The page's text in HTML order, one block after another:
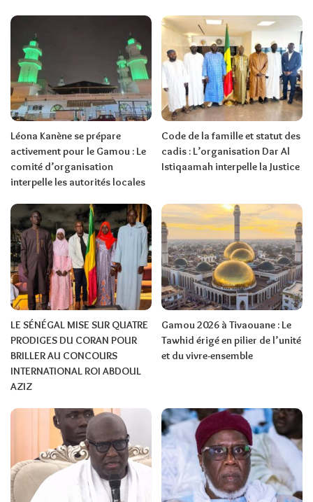
Léona Kanène se prépare
activement pour le Gamou : Le
comité d’organisation
interpelle les autorités locales
Code de la famille et statut des
cadis : L’organisation Dar Al
Istiqaamah interpelle la Justice
LE SÉNÉGAL MISE SUR QUATRE
PRODIGES DU CORAN POUR
BRILLER AU CONCOURS
INTERNATIONAL ROI ABDOUL
AZIZ
Gamou 2026 à Tivaouane : Le
Tawhid érigé en pilier de l’unité
et du vivre-ensemble